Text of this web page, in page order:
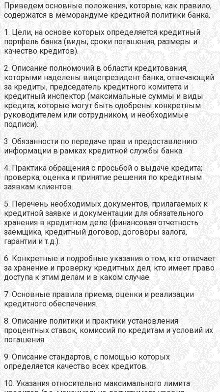
Приведем основные положения, которые, как правило,
содержатся в меморандуме кредитной политики банка.
1. Цели, на основе которых определяется кредитный
портфель банка (виды, сроки погашения, размеры и
качество кредитов).
2. Описание полномочий в области кредитования,
которыми наделены вицепрезидент банка, отвечающий
за кредиты, председатель кредитного комитета и
кредитный инспектор (максимальные суммы и виды
кредита, которые могут быть одобрены конкретным
руководителем или сотрудником, и необходимые
подписи).
3. Обязанности по передаче прав и предоставлению
информации в рамках кредитной службы банка.
4. Практика обращения с просьбой о выдаче кредита;
проверка, оценка и принятие решения по кредитным
заявкам клиентов.
5. Перечень необходимых документов, прилагаемых к
кредитной заявке и документации для обязательного
хранения в кредитном деле (финансовая отчетность
заемщика, кредитный договор, договоры залога,
гарантии и т.д.).
6. Конкретные и подробные указания о том, кто отвечает
за хранение и проверку кредитных дел, кто имеет право
доступа к этим делам и в каком случае.
7. Основные правила приема, оценки и реализации
кредитного обеспечения.
8. Описание политики и практики установления
процентных ставок, комиссий по кредитам и условий их
погашения.
9. Описание стандартов, с помощью которых
определяется качество всех кредитов.
10. Указания относительно максимального лимита